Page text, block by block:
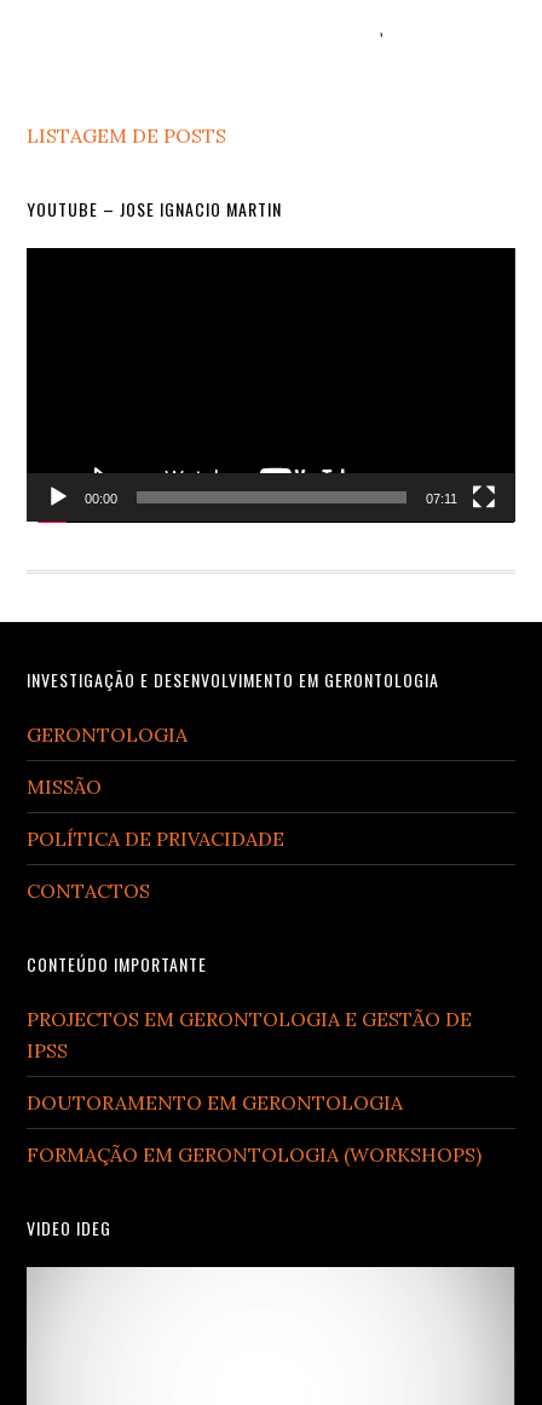
LISTAGEM DE POSTS
YOUTUBE – JOSE IGNACIO MARTIN
00:00 07:11
Footer
INVESTIGAÇÃO E DESENVOLVIMENTO EM GERONTOLOGIA
GERONTOLOGIA
MISSÃO
POLÍTICA DE PRIVACIDADE
CONTACTOS
CONTEÚDO IMPORTANTE
PROJECTOS EM GERONTOLOGIA E GESTÃO DE
IPSS
DOUTORAMENTO EM GERONTOLOGIA
FORMAÇÃO EM GERONTOLOGIA (WORKSHOPS)
VIDEO IDEG